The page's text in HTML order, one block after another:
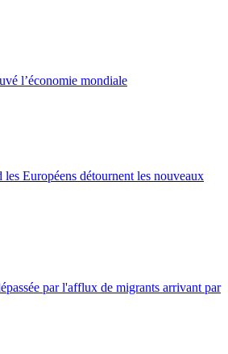
l’économie mondiale
les Européens détournent les nouveaux
par l'afflux de migrants arrivant par